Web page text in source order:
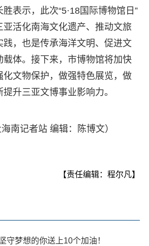
表示，此次“5·18国际博物馆日”
亚活化南海文化遗产、推动文旅
践，也是传承海洋文明、促进文
载体。接下来，市博物馆将加快
化文物保护，做强特色展览，做
升三亚文博事业影响力。
海南记者站 编辑：陈博文）
【责任编辑：程尔凡】
守梦想的你送上10个加油！